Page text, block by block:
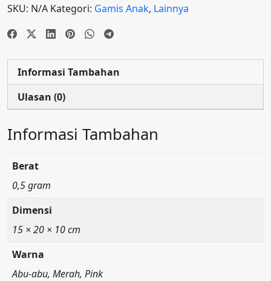
SKU: N/A Kategori: Gamis Anak, Lainnya
Informasi Tambahan
Ulasan (0)
Informasi Tambahan
Berat
0,5 gram
Dimensi
15 × 20 × 10 cm
Warna
Abu-abu, Merah, Pink